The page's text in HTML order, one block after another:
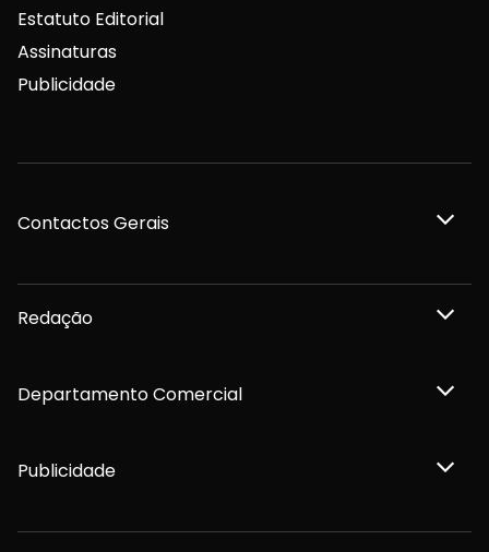
Estatuto Editorial
Assinaturas
Publicidade
Contactos Gerais
Redação
Departamento Comercial
Publicidade